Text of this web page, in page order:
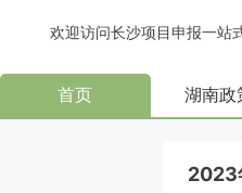
欢迎访问长沙项目申报一站
首页 湖南政
2023